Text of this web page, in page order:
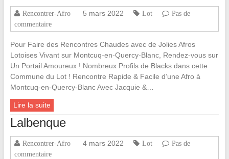
Rencontrer-Afro 5 mars 2022 Lot
Pas de
commentaire
Pour Faire des Rencontres Chaudes avec de Jolies Afros
Lotoises Vivant sur Montcuq-en-Quercy-Blanc, Rendez-vous sur
Un Portail Amoureux ! Nombreux Profils de Blacks dans cette
Commune du Lot ! Rencontre Rapide & Facile d’une Afro à
Montcuq-en-Quercy-Blanc Avec Jacquie &…
Lire la suite
Lalbenque
Rencontrer-Afro 4 mars 2022 Lot
Pas de
commentaire